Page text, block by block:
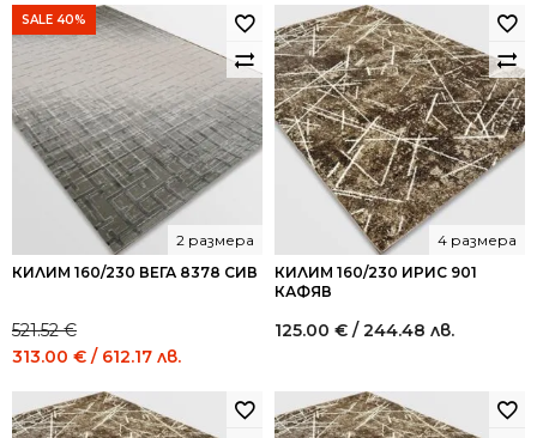
SALE 40%
КИЛИМ 160/230 ВЕГА 8378 СИВ
2 размера
521.52€
Original
was:
521.52 €
313.00 € / 612.17 лв.
313.00 €
КИЛИМ 160/230 ИРИС 901
КАФЯВ
4 размера
125.00 € / 244.48 лв.